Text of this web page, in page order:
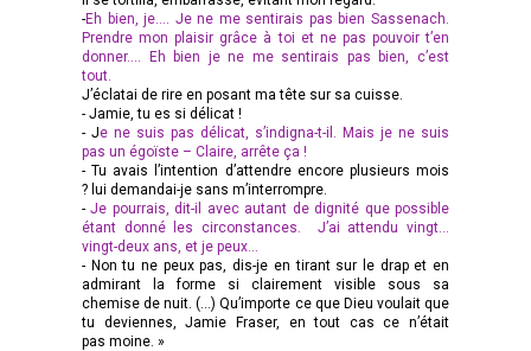
-Eh bien, je…. Je ne me sentirais pas bien Sassenach.
Prendre mon plaisir grâce à toi et ne pas pouvoir t’en
donner…. Eh bien je ne me sentirais pas bien, c’est
tout.
J’éclatai de rire en posant ma tête sur sa cuisse.
- Jamie, tu es si délicat !
- Je ne suis pas délicat, s’indigna-t-il. Mais je ne suis
pas un égoïste – Claire, arrête ça !
- Tu avais l’intention d’attendre encore plusieurs mois
? lui demandai-je sans m’interrompre.
-Je pourrais, dit-il avec autant de dignité que possible
étant donné les circonstances. J’ai attendu vingt…
vingt-deux ans, et je peux…
- Non tu ne peux pas, dis-je en tirant sur le drap et en
admirant la forme si clairement visible sous sa
chemise de nuit. (…) Qu’importe ce que Dieu voulait que
tu deviennes, Jamie Fraser, en tout cas ce n’était
pas moine. »